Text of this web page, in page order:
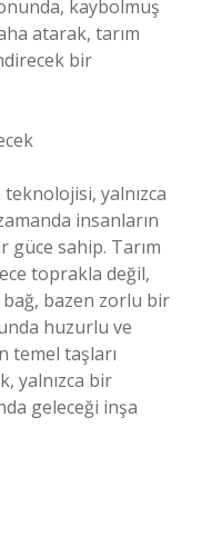
kaybolmuş
atarak, tarım
bir
yalnızca
insanların
güce sahip. Tarım
toprakla değil,
bazen zorlu bir
huzurlu ve
temel taşları
yalnızca bir
geleceği inşa